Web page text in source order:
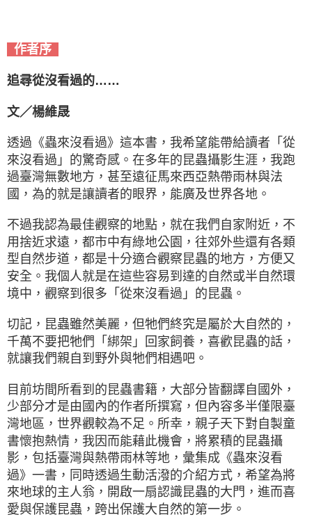
作者序
追尋從沒看過的……
文／楊維晟
透過《蟲來沒看過》這本書，我希望能帶給讀者「從
來沒看過」的驚奇感。在多年的昆蟲攝影生涯，我跑
過臺灣無數地方，甚至遠征馬來西亞熱帶雨林與法
國，為的就是讓讀者的眼界，能廣及世界各地。
不過我認為最佳觀察的地點，就在我們自家附近，不
用捨近求遠，都市中有綠地公園，往郊外些還有各類
型自然步道，都是十分適合觀察昆蟲的地方，方便又
安全。我個人就是在這些容易到達的自然或半自然環
境中，觀察到很多「從來沒看過」的昆蟲。
切記，昆蟲雖然美麗，但牠們終究是屬於大自然的，
千萬不要把牠們「綁架」回家飼養，喜歡昆蟲的話，
就讓我們親自到野外與牠們相遇吧。
目前坊間所看到的昆蟲書籍，大部分皆翻譯自國外，
少部分才是由國內的作者所撰寫，但內容多半僅限臺
灣地區，世界觀較為不足。所幸，親子天下對自製童
書懷抱熱情，我因而能藉此機會，將累積的昆蟲攝
影，包括臺灣與熱帶雨林等地，彙集成《蟲來沒看
過》一書，同時透過生動活潑的介紹方式，希望為將
來地球的主人翁，開啟一扇認識昆蟲的大門，進而喜
愛與保護昆蟲，跨出保護大自然的第一步。